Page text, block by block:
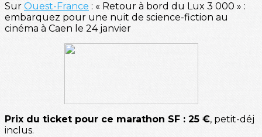
Sur Ouest-France : « Retour à bord du Lux 3 000 » :
embarquez pour une nuit de science-fiction au
cinéma à Caen le 24 janvier
Prix du ticket pour ce marathon SF : 25 €, petit-déj
inclus.